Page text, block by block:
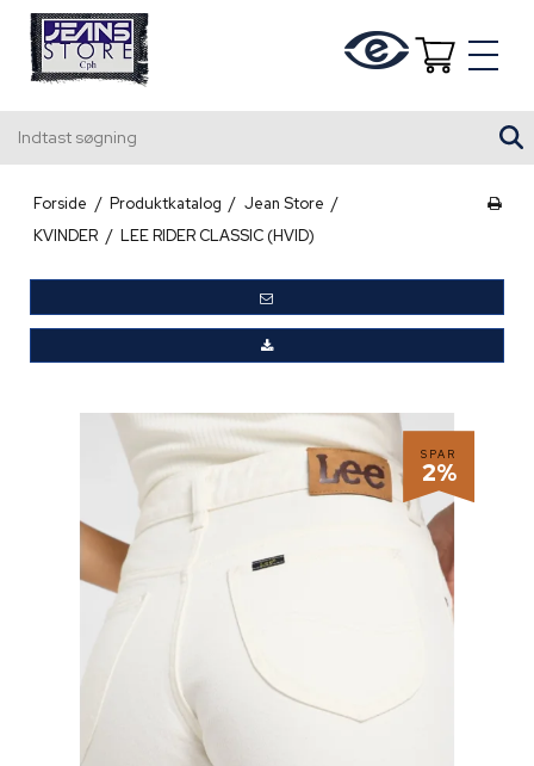
Forside / Produktkatalog / Jean Store /
KVINDER / LEE RIDER CLASSIC (HVID)
SPAR
2%